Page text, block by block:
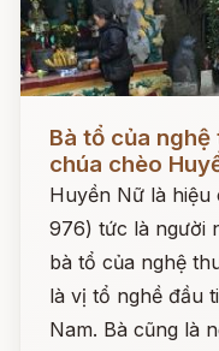
Đọc ngay
Bà tổ của
chúa chèo
Huyền Nữ là hiệu
976) tức là người
bà tổ của nghệ
là vị tổ nghề đầu
Nam. Bà cũng là